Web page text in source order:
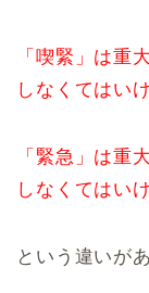
「喫緊」は重
しなくてはい
「緊急」は重
しなくてはい
という違いが